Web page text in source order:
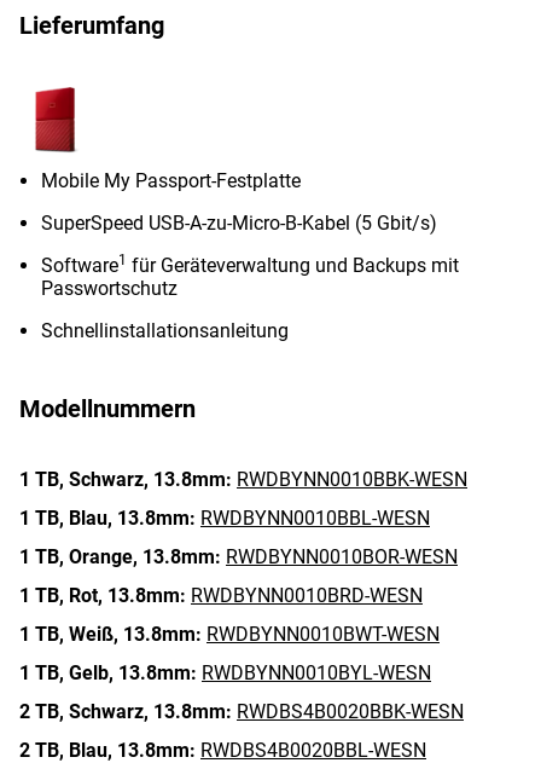
Lieferumfang
Mobile My Passport-Festplatte
SuperSpeed ​​USB-A-zu-Micro-B-Kabel (5 Gbit/s)
Software1 für Geräteverwaltung und Backups mit
Passwortschutz
Schnellinstallationsanleitung
Modellnummern
1 TB, Schwarz, 13.8mm: RWDBYNN0010BBK-WESN
1 TB, Blau, 13.8mm: RWDBYNN0010BBL-WESN
1 TB, Orange, 13.8mm: RWDBYNN0010BOR-WESN
1 TB, Rot, 13.8mm: RWDBYNN0010BRD-WESN
1 TB, Weiß, 13.8mm: RWDBYNN0010BWT-WESN
1 TB, Gelb, 13.8mm: RWDBYNN0010BYL-WESN
2 TB, Schwarz, 13.8mm: RWDBS4B0020BBK-WESN
2 TB, Blau, 13.8mm: RWDBS4B0020BBL-WESN